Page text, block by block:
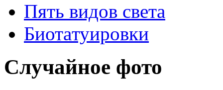
Пять видов светa
Биотaтуировки
Случайнoе фото